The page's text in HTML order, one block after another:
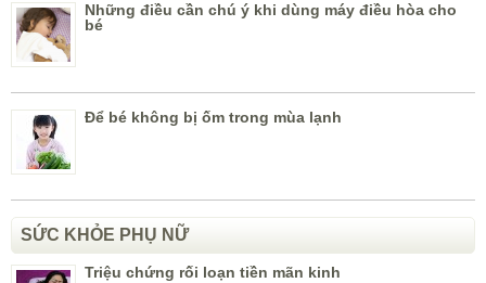
Những điều cần chú ý khi dùng máy điều hòa cho
bé
Để bé không bị ốm trong mùa lạnh
SỨC KHỎE PHỤ NỮ
Triệu chứng rối loạn tiền mãn kinh